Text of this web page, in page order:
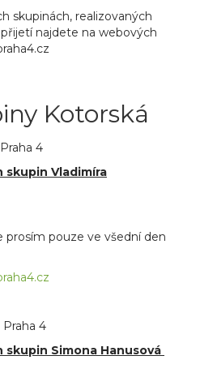
skupinách, realizovaných
najdete na webových
Kotorská
4
skupin Vladimíra
prosím pouze ve všední den
Praha 4
Simona Hanusová